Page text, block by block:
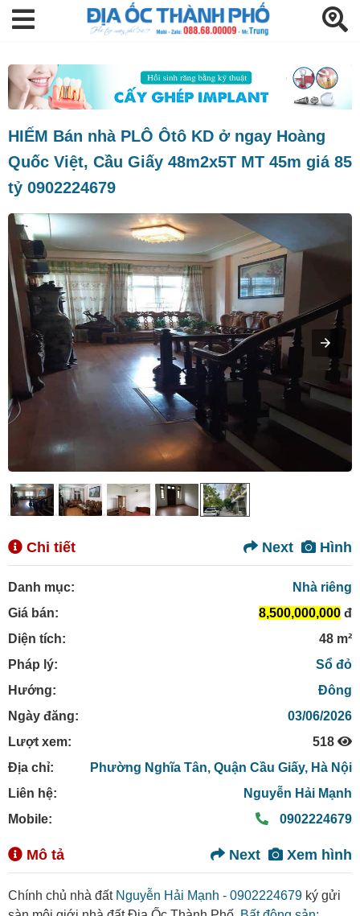
HIẾM Bán nhà PLÔ Ôtô KD ở ngay Hoàng
Quốc Việt, Cầu Giấy 48m2x5T MT 45m giá 85
tỷ 0902224679
Chi tiết Hình
Next
Danh mục:
Nhà riêng
Giá bán:
8,500,000,000 đ
Diện tích:
48 m²
Pháp lý:
Sổ đỏ
Hướng:
Đông
Ngày đăng:
03/06/2026
Lượt xem:
518
Địa chỉ:
Phường Nghĩa Tân, Quận Cầu Giấy, Hà Nội
Liên hệ:
Nguyễn Hải Mạnh
Mobile:
0902224679
Mô tả Xem hình
Next
Chính chủ nhà đất Nguyễn Hải Mạnh - 0902224679 ký gửi